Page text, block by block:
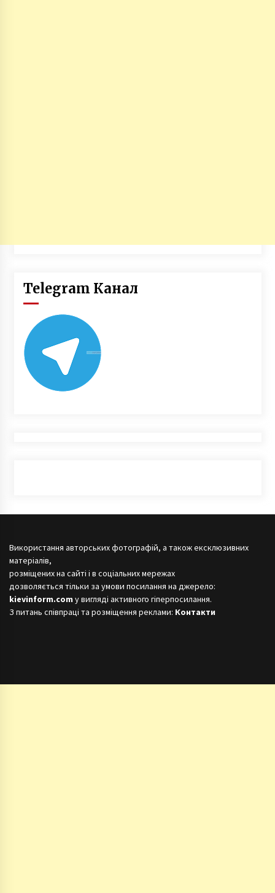
Telegram Канал
Використання авторських фотографій, а також ексклюзивних
матеріалів,
розміщених на сайті і в соціальних мережах
дозволяється тільки за умови посилання на джерело:
kievinform.com у вигляді активного гіперпосилання.
З питань співпраці та розміщення реклами: Контакти